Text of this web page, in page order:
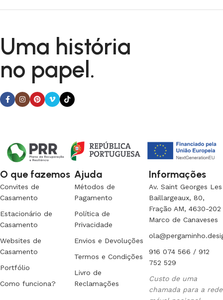
O que fazemos
Convites de
Casamento
Estacionário de
Casamento
Websites de
Casamento
Portfólio
Como funciona?
Ajuda
Métodos de
Pagamento
Política de
Privacidade
Envios e Devoluções
Termos e Condições
Livro de
Reclamações
Informações
Av. Saint Georges Les
Baillargeaux, 80,
Fração AM, 4630-202
Marco de Canaveses
916 074 566 / 912
752 529
Custo de uma
chamada para a rede
Uma história
no papel.